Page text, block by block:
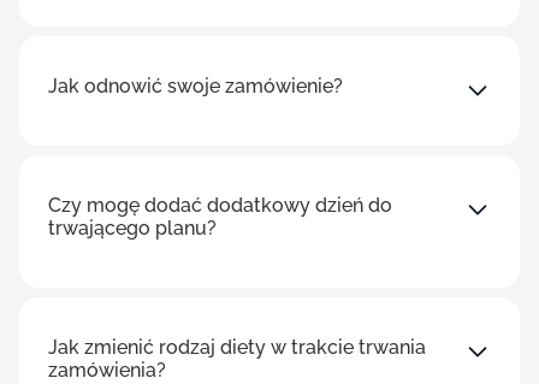
Jak odnowić swoje zamówienie?
Czy mogę dodać dodatkowy dzień do
trwającego planu?
Jak zmienić rodzaj diety w trakcie trwania
zamówienia?